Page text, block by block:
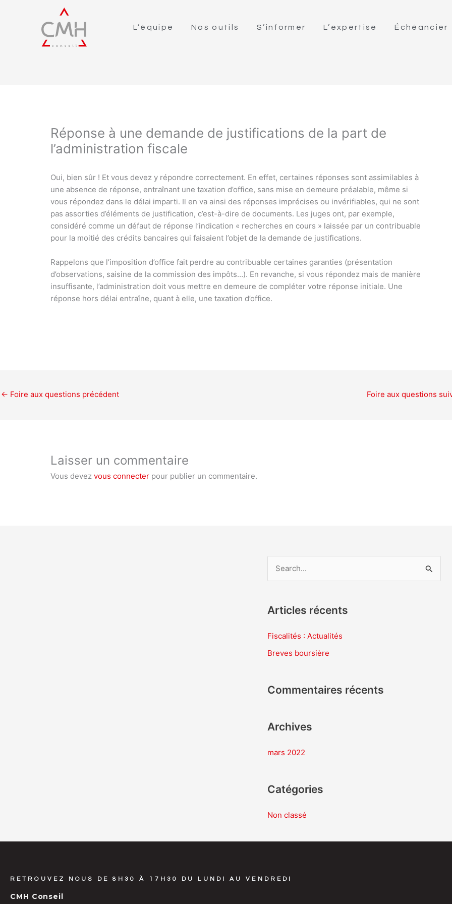
L’équipe Nos outils S’informer L’expertise Échéancier
Réponse à une demande de justifications de la part de
l’administration fiscale
Oui, bien sûr ! Et vous devez y répondre correctement. En effet, certaines réponses sont assimilables à
une absence de réponse, entraînant une taxation d’office, sans mise en demeure préalable, même si
vous répondez dans le délai imparti. Il en va ainsi des réponses imprécises ou invérifiables, qui ne sont
pas assorties d’éléments de justification, c’est-à-dire de documents. Les juges ont, par exemple,
considéré comme un défaut de réponse l’indication « recherches en cours » laissée par un contribuable
pour la moitié des crédits bancaires qui faisaient l’objet de la demande de justifications.
Rappelons que l’imposition d’office fait perdre au contribuable certaines garanties (présentation
d’observations, saisine de la commission des impôts…). En revanche, si vous répondez mais de manière
insuffisante, l’administration doit vous mettre en demeure de compléter votre réponse initiale. Une
réponse hors délai entraîne, quant à elle, une taxation d’office.
← Foire aux questions précédent Foire aux questions
Laisser un commentaire
Vous devezvous connecter pour publier un commentaire.
h
e
e
Articles récents
Fiscalités : Actualités
Breves boursière
Commentaires récents
Archives
mars 2022
Catégories
Non classé
RETROUVEZ NOUS DE 8H30 À 17H30 DU LUNDI AU VENDREDI
CMH Conseil